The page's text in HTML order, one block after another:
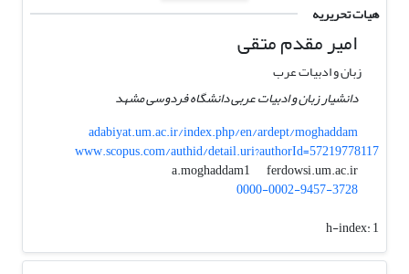
هیات تحریریه
امیر مقدم متقی
زبان و ادبیات عرب
دانشیار زبان و ادبیات عربی دانشگاه فردوسی مشهد
adabiyat.um.ac.ir/index.php/en/ardept/moghaddam
www.scopus.com/authid/detail.uri?authorId=57219778117
a.moghaddam1
ferdowsi.um.ac.ir
0000-0002-9457-3728
h-index:1